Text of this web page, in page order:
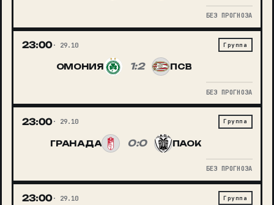
БЕЗ ПРОГНОЗА
23:00 29.10 Группа
ОМОНИЯ 1:2 ПСВ
БЕЗ ПРОГНОЗА
23:00 29.10 Группа
ГРАНАДА 0:0 ПАОК
БЕЗ ПРОГНОЗА
23:00 29.10 Группа